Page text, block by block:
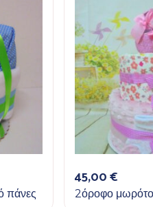
πάνες
45,00€
2όροφο